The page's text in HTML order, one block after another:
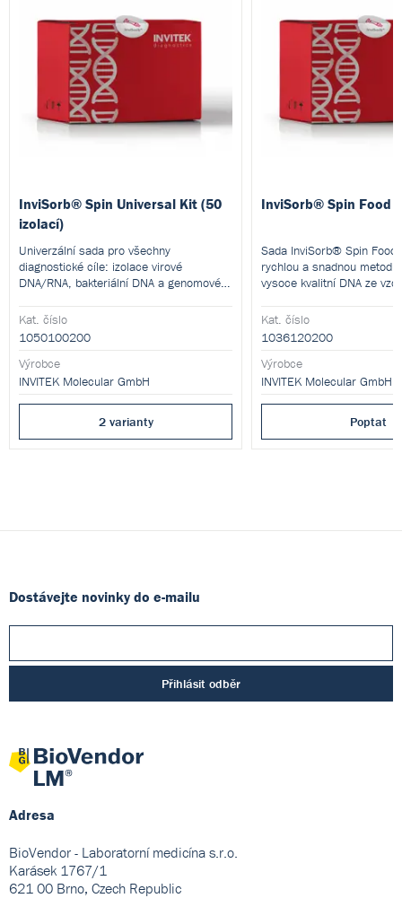
InviSorb® Spin Universal Kit (50
izolací)
Univerzální sada pro všechny
diagnostické cíle: izolace virové
DNA/RNA, bakteriální DNA a genomové
Kat. číslo
1050100200
Výrobce
INVITEK Molecular GmbH
2 varianty
InviSorb® Spin Food
Sada InviSorb® Spin Food
rychlou a snadnou
vysoce kvalitní DNA ze
Kat. číslo
1036120200
Výrobce
INVITEK Molecular GmbH
Poptat
Dostávejte novinky do e-mailu
Přihlásit odběr
Adresa
BioVendor - Laboratorní medicína s.r.o.
Karásek 1767/1
621 00 Brno, Czech Republic